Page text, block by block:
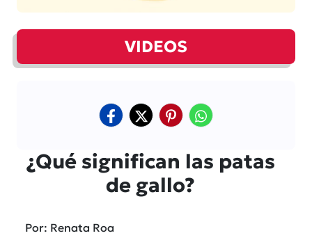
VIDEOS
¿Qué significan las patas
de gallo?
Por: Renata Roa